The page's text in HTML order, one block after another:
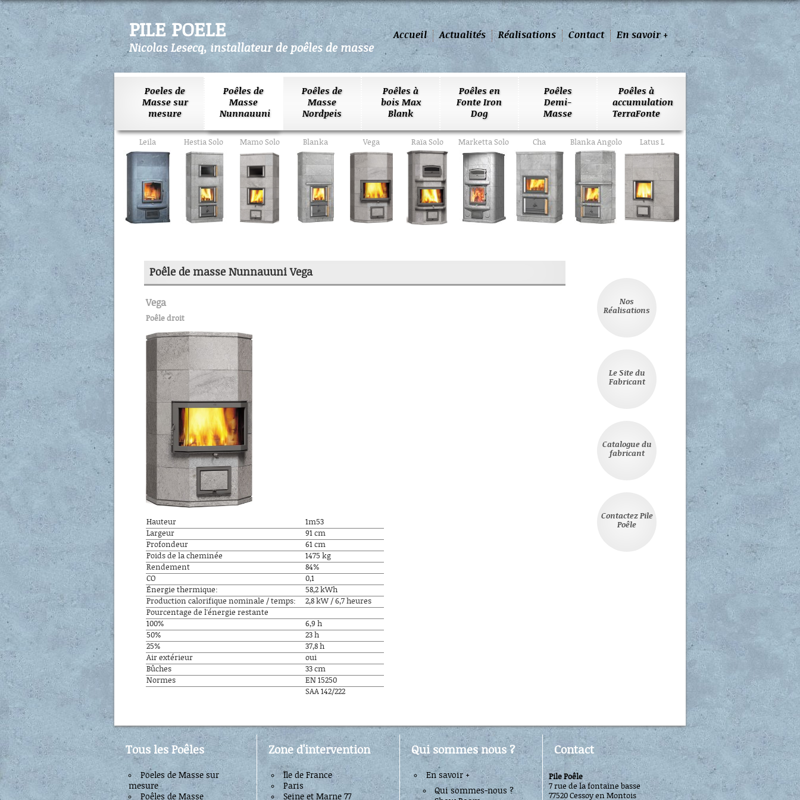
PILE POELE
Nicolas Lesecq, installateur de poêles de masse
En savoir +
Contact
Réalisations
Actualités
Accueil
Poeles de
Masse sur
mesure
Poêles de
Masse
Nunnauuni
Poêles de
Masse
Nordpeis
Poêles à
bois Max
Blank
Poêles en
Fonte Iron
Dog
Poêles
Demi-
Masse
Poêles à
accumulation
TerraFonte
Leila Hestia Solo Mamo Solo Blanka Vega Raïa Solo Marketta Solo Cha Blanka Angolo Latus L
Poêle de masse Nunnauuni Vega
Vega
Poêle droit
Hauteur
1m53
Largeur
91 cm
Profondeur
61 cm
Poids de la cheminée
1475 kg
Rendement
84%
CO
0,1
Énergie thermique:
58,2 kWh
Production calorifique nominale / temps:
2,8 kW / 6,7 heures
Pourcentage de l'énergie restante
100%
6,9 h
50%
23 h
25%
37,8 h
Air extérieur
oui
Bûches
33 cm
Normes
EN 15250
SAA 142/222
Nos
Réalisations
Le Site du
Fabricant
Catalogue du
fabricant
Contactez Pile
Poêle
Tous les Poêles
Poeles de Masse sur
mesure
Poêles de Masse
Zone d'intervention
Île de France
Paris
Seine et Marne 77
Qui sommes nous ?
En savoir +
Qui sommes-nous ?
Contact
Pile Poêle
7 rue de la fontaine basse
77520 Cessoy en Montois